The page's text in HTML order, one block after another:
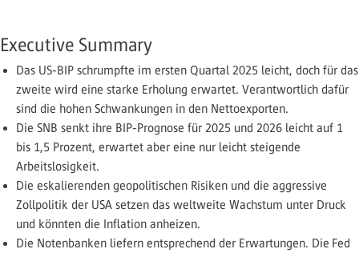
Executive Summary
Das US-BIP schrumpfte im ersten Quartal 2025 leicht, doch für das
zweite wird eine starke Erholung erwartet. Verantwortlich dafür
sind die hohen Schwankungen in den Nettoexporten.
Die SNB senkt ihre BIP-Prognose für 2025 und 2026 leicht auf 1
bis 1,5 Prozent, erwartet aber eine nur leicht steigende
Arbeitslosigkeit.
Die eskalierenden geopolitischen Risiken und die aggressive
Zollpolitik der USA setzen das weltweite Wachstum unter Druck
und könnten die Inflation anheizen.
Die Notenbanken liefern entsprechend der Erwartungen. Die Fed